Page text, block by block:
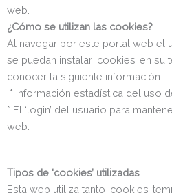
web.
¿Cómo se utilizan las cookies?
Al navegar por este portal web el
se puedan instalar ‘cookies’ en
conocer la siguiente información:
* Información estadística del uso
* El ‘login’ del usuario para
web.
Tipos de ‘cookies’ utilizadas
Esta web utiliza tanto ‘cookies’